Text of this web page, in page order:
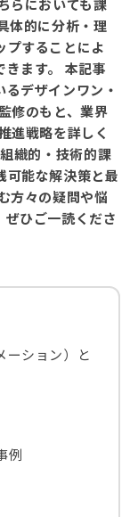
体的に分析・理
プすることによ
きます。 本記事
デザインワン・
修のもと、業界
進戦略を詳しく
織的・技術的課
可能な解決策と最
方々の疑問や悩
ひご一読くださ
ーション）と
例